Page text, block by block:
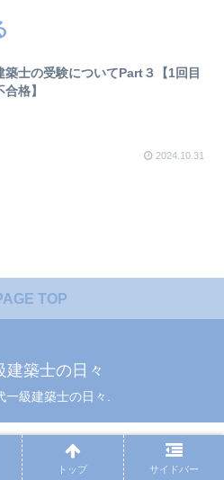
築士の受験についてPart３【1回目
格】
2024.10.31
TOP
建築士の日々
級建築士の日々.
トップ サイドバー